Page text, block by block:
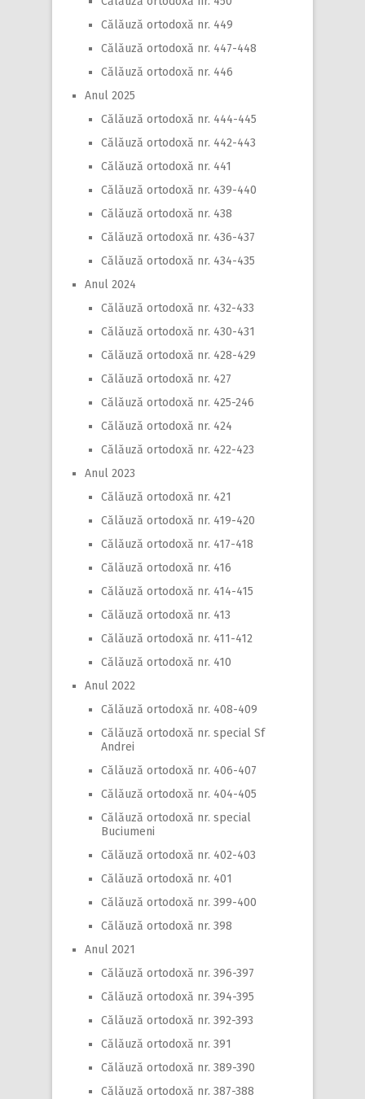
Călăuză ortodoxă nr. 449
Călăuză ortodoxă nr. 447-448
Călăuză ortodoxă nr. 446
Anul 2025
Călăuză ortodoxă nr. 444-445
Călăuză ortodoxă nr. 442-443
Călăuză ortodoxă nr. 441
Călăuză ortodoxă nr. 439-440
Călăuză ortodoxă nr. 438
Călăuză ortodoxă nr. 436-437
Călăuză ortodoxă nr. 434-435
Anul 2024
Călăuză ortodoxă nr. 432-433
Călăuză ortodoxă nr. 430-431
Călăuză ortodoxă nr. 428-429
Călăuză ortodoxă nr. 427
Călăuză ortodoxă nr. 425-246
Călăuză ortodoxă nr. 424
Călăuză ortodoxă nr. 422-423
Anul 2023
Călăuză ortodoxă nr. 421
Călăuză ortodoxă nr. 419-420
Călăuză ortodoxă nr. 417-418
Călăuză ortodoxă nr. 416
Călăuză ortodoxă nr. 414-415
Călăuză ortodoxă nr. 413
Călăuză ortodoxă nr. 411-412
Călăuză ortodoxă nr. 410
Anul 2022
Călăuză ortodoxă nr. 408-409
Călăuză ortodoxă nr. special Sf
Andrei
Călăuză ortodoxă nr. 406-407
Călăuză ortodoxă nr. 404-405
Călăuză ortodoxă nr. special
Buciumeni
Călăuză ortodoxă nr. 402-403
Călăuză ortodoxă nr. 401
Călăuză ortodoxă nr. 399-400
Călăuză ortodoxă nr. 398
Anul 2021
Călăuză ortodoxă nr. 396-397
Călăuză ortodoxă nr. 394-395
Călăuză ortodoxă nr. 392-393
Călăuză ortodoxă nr. 391
Călăuză ortodoxă nr. 389-390
Călăuză ortodoxă nr. 387-388